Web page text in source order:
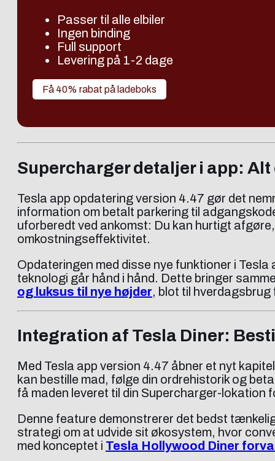
Passer til alle elbiler
Ingen binding
Full support
Levering på 1-2 dage
Få 40% rabat på ladeboks
Supercharger detaljer i app:
Tesla app opdatering version 4.47 gør det
information om betalt parkering til
uforberedt ved ankomst: Du kan hurtigt
omkostningseffektivitet.
Opdateringen med disse nye funktioner i
teknologi går hånd i hånd. Dette bringer
og luksus til nye højder, blot til
Integration af Tesla Diner:
Med Tesla app version 4.47 åbner et nyt
kan bestille mad, følge din ordrehistorik og
få maden leveret til din Supercharger-lokation
Denne feature demonstrerer det bedst
strategi om at udvide sit økosystem, hvor
med konceptet i Tesla Hollywood Diner